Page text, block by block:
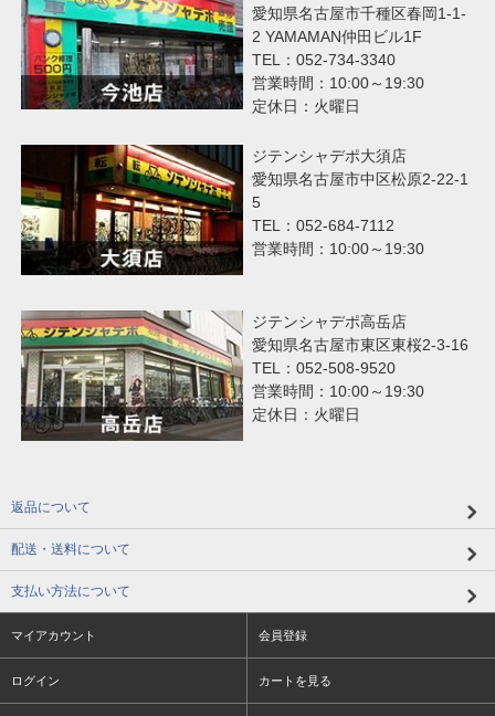
愛知県名古屋市千種区春岡1-1-
2 YAMAMAN仲田ビル1F
TEL：052-734-3340
営業時間：10:00～19:30
定休日：火曜日
ジテンシャデポ大須店
愛知県名古屋市中区松原2-22-1
5
TEL：052-684-7112
営業時間：10:00～19:30
ジテンシャデポ高岳店
愛知県名古屋市東区東桜2-3-16
TEL：052-508-9520
営業時間：10:00～19:30
定休日：火曜日
返品について
配送・送料について
支払い方法について
マイアカウント 会員登録
ログイン カートを見る